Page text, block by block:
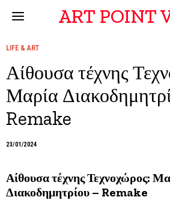
ART POINT
LIFE & ART
Αίθουσα τέχνης
Μαρία
Remake
23/01/2024
Αίθουσα τέχνης Τεχνοχώρος:
Διακοδημητρίου – Remake